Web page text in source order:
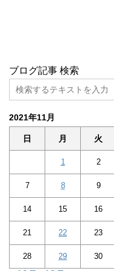
ブログ記事 検索
2021年11月
日 月 火
1 2
7 8 9
14 15 16
21 22 23
28 29 30